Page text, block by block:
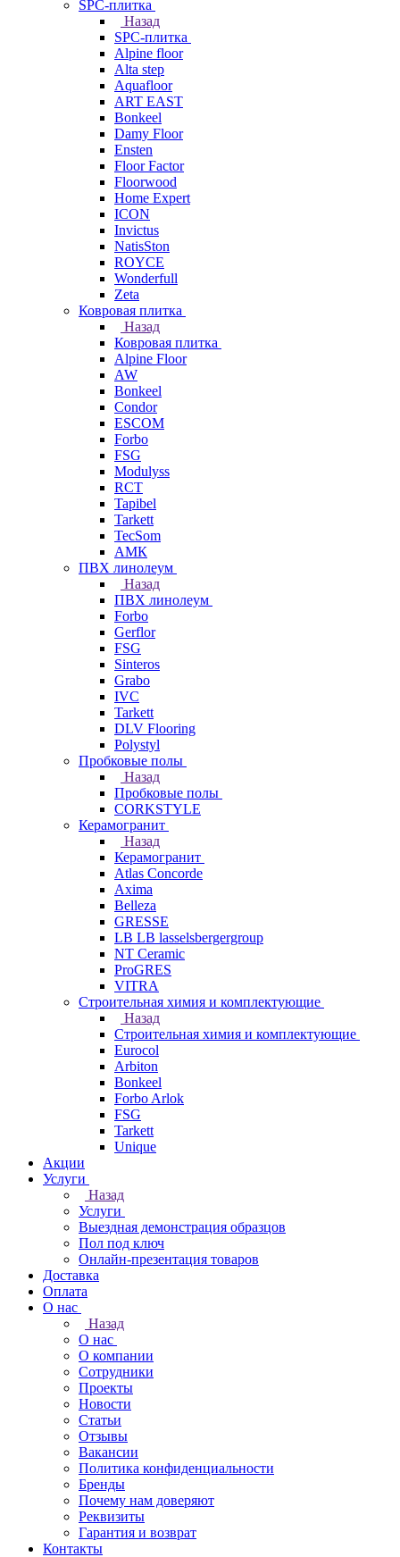
SPC-плитка
Назад
SPC-плитка
Alpine floor
Alta step
Aquafloor
ART EAST
Bonkeel
Damy Floor
Ensten
Floor Factor
Floorwood
Home Expert
ICON
Invictus
NatisSton
ROYCE
Wonderfull
Zeta
Ковровая плитка
Назад
Ковровая плитка
Alpine Floor
AW
Bonkeel
Condor
ESCOM
Forbo
FSG
Modulyss
RCT
Tapibel
Tarkett
TecSom
АМК
ПВХ линолеум
Назад
ПВХ линолеум
Forbo
Gerflor
FSG
Sinteros
Grabo
IVC
Tarkett
DLV Flooring
Polystyl
Пробковые полы
Назад
Пробковые полы
CORKSTYLE
Керамогранит
Назад
Керамогранит
Atlas Concorde
Axima
Belleza
GRESSE
LB LB lasselsbergergroup
NT Ceramic
ProGRES
VITRA
Строительная химия и комплектующие
Назад
Строительная химия и комплектующие
Eurocol
Arbiton
Bonkeel
Forbo Arlok
FSG
Tarkett
Unique
Акции
Услуги
Назад
Услуги
Выездная демонстрация образцов
Пол под ключ
Онлайн-презентация товаров
Доставка
Оплата
О нас
Назад
О нас
О компании
Сотрудники
Проекты
Новости
Статьи
Отзывы
Вакансии
Политика конфиденциальности
Бренды
Почему нам доверяют
Реквизиты
Гарантия и возврат
Контакты